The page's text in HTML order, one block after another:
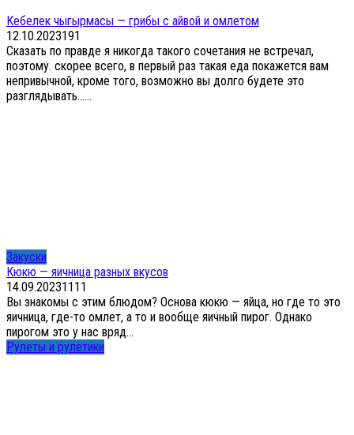
Кебелек чыгырмасы — грибы с айвой и омлетом
12.10.2023191
Сказать по правде я никогда такого сочетания не встречал,
поэтому. скорее всего, в первый раз такая еда покажется вам
непривычной, кроме того, возможно вы долго будете это
разглядывать…...
Закуски
Кюкю — яичница разных вкусов
14.09.20231111
Вы знакомы с этим блюдом? Основа кюкю — яйца, но где то это
яичница, где-то омлет, а то и вообще яичный пирог. Однако
пирогом это у нас вряд...
Рулеты и рулетики